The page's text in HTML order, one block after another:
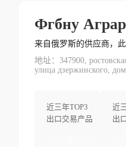
来自俄罗斯的供应商，
地址：347900,
улица дзержинского,
近三年TOP3
出口交易产品
近
出